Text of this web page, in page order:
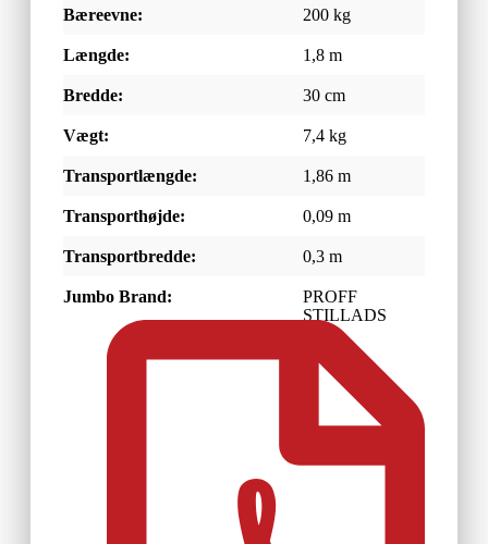
Bæreevne: 200 kg
Længde: 1,8 m
Bredde: 30 cm
Vægt: 7,4 kg
Transportlængde: 1,86 m
Transporthøjde: 0,09 m
Transportbredde: 0,3 m
Jumbo Brand:
PROFF
STILLADS